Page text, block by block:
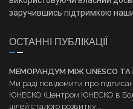
заручившись підтримкою
ОСТАННІ ПУБЛІКАЦІЇ
МЕМОРАНДУМ МІЖ UNESCO ТА
Ми раді повідомити про
ЮНЕСКО (Центром ЮНЕСКО в
цілей сталого розвитку...